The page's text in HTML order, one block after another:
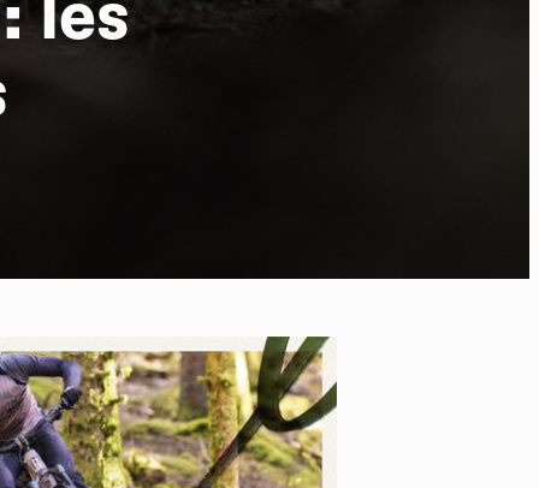
les